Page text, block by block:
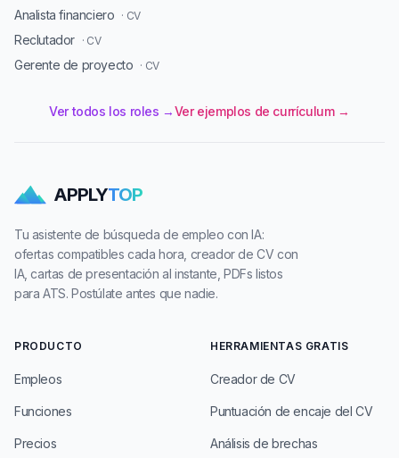
Analista financiero · CV
Reclutador · CV
Gerente de proyecto · CV
Ver todos los roles →Ver ejemplos de currículum →
APPLYTOP
Tu asistente de búsqueda de empleo con IA:
ofertas compatibles cada hora, creador de CV con
IA, cartas de presentación al instante, PDFs listos
para ATS. Postúlate antes que nadie.
PRODUCTO
Empleos
Funciones
Precios
HERRAMIENTAS GRATIS
Creador de CV
Puntuación de encaje del CV
Análisis de brechas